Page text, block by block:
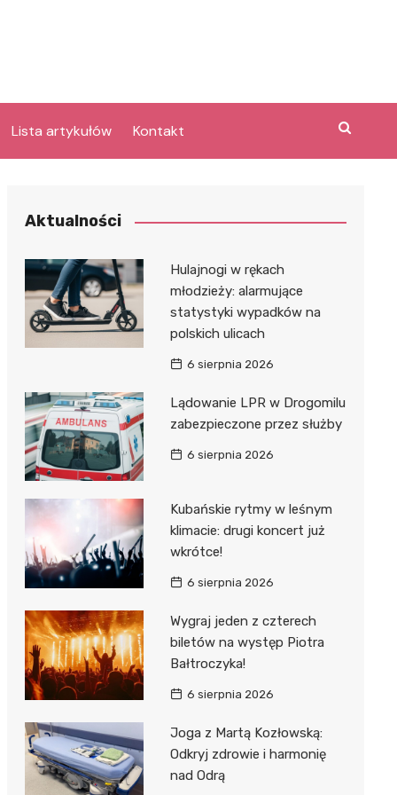
i
ulgi
Lista artykułów Kontakt
Aktualności
Hulajnogi w rękach
młodzieży: alarmujące
statystyki wypadków na
polskich ulicach
6 sierpnia 2026
Lądowanie LPR w Drogomilu
zabezpieczone przez służby
6 sierpnia 2026
Kubańskie rytmy w leśnym
klimacie: drugi koncert już
wkrótce!
6 sierpnia 2026
Wygraj jeden z czterech
biletów na występ Piotra
Bałtroczyka!
6 sierpnia 2026
Joga z Martą Kozłowską:
Odkryj zdrowie i harmonię
nad Odrą